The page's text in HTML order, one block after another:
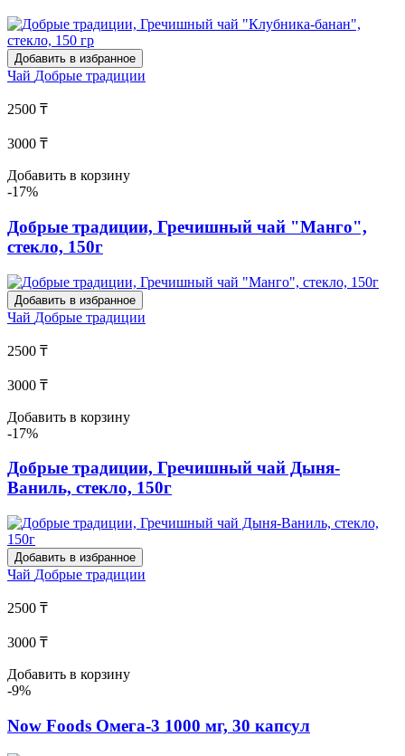
Добавить в избранное
Чай Добрые традиции
2500 ₸
3000 ₸
Добавить в корзину
-17%
Добрые традиции, Гречишный чай "Манго",
стекло, 150г
Добавить в избранное
Чай Добрые традиции
2500 ₸
3000 ₸
Добавить в корзину
-17%
Добрые традиции, Гречишный чай Дыня-
Ваниль, стекло, 150г
Добавить в избранное
Чай Добрые традиции
2500 ₸
3000 ₸
Добавить в корзину
-9%
Now Foods Омега-3 1000 мг, 30 капсул